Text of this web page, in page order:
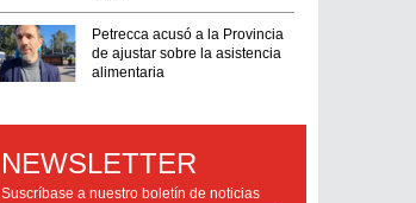
Petrecca acusó a la Provincia
de ajustar sobre la asistencia
alimentaria
NEWSLETTER
Suscríbase a nuestro boletín de noticias